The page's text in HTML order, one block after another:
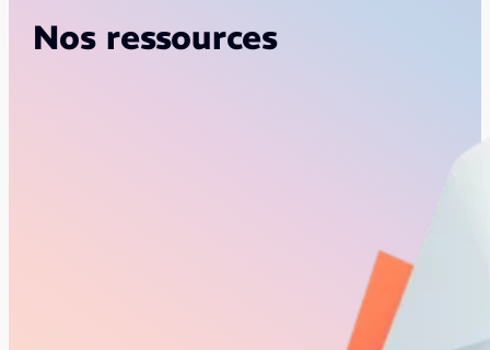
Nos ressources